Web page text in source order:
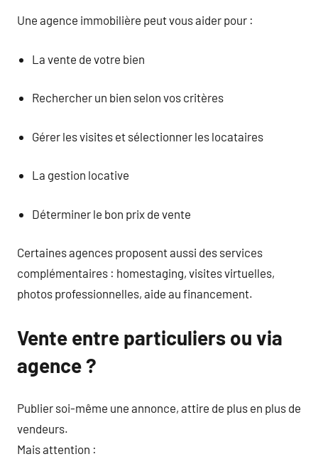
Une agence immobilière peut vous aider pour :
La vente de votre bien
Rechercher un bien selon vos critères
Gérer les visites et sélectionner les locataires
La gestion locative
Déterminer le bon prix de vente
Certaines agences proposent aussi des services
complémentaires : homestaging, visites virtuelles,
photos professionnelles, aide au financement.
Vente entre particuliers ou via
agence ?
Publier soi-même une annonce, attire de plus en plus de
vendeurs.
Mais attention :